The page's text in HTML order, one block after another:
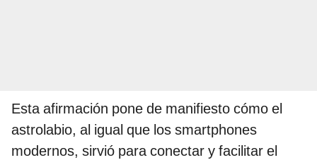
Esta afirmación pone de manifiesto cómo el
astrolabio, al igual que los smartphones
modernos, sirvió para conectar y facilitar el